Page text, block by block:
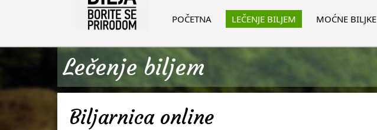
POČETNA LEČENJE BILJEM MOĆNE BILJKE
Lečenje biljem
Biljarnica online